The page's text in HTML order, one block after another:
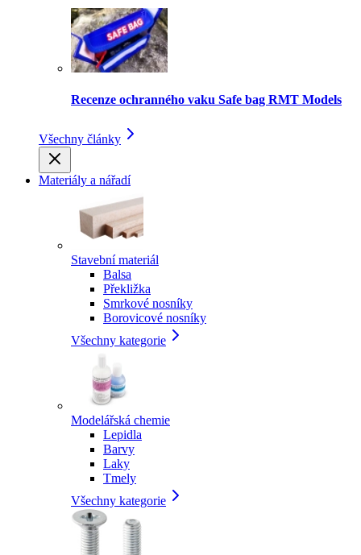
Recenze ochranného vaku Safe bag RMT Models
Všechny články
Materiály a nářadí
Stavební materiál
Balsa
Překližka
Smrkové nosníky
Borovicové nosníky
Všechny kategorie
Modelářská chemie
Lepidla
Barvy
Laky
Tmely
Všechny kategorie